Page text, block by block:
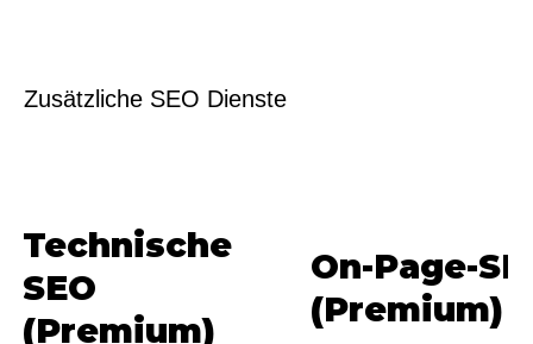
Zusätzliche SEO Dienste
Technische
SEO
(Premium)
On-Page-
(Premium)